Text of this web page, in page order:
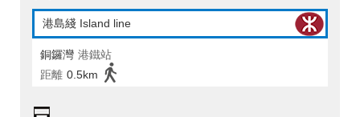
港島綫 Island line
銅鑼灣 港鐵站
距離 0.5km